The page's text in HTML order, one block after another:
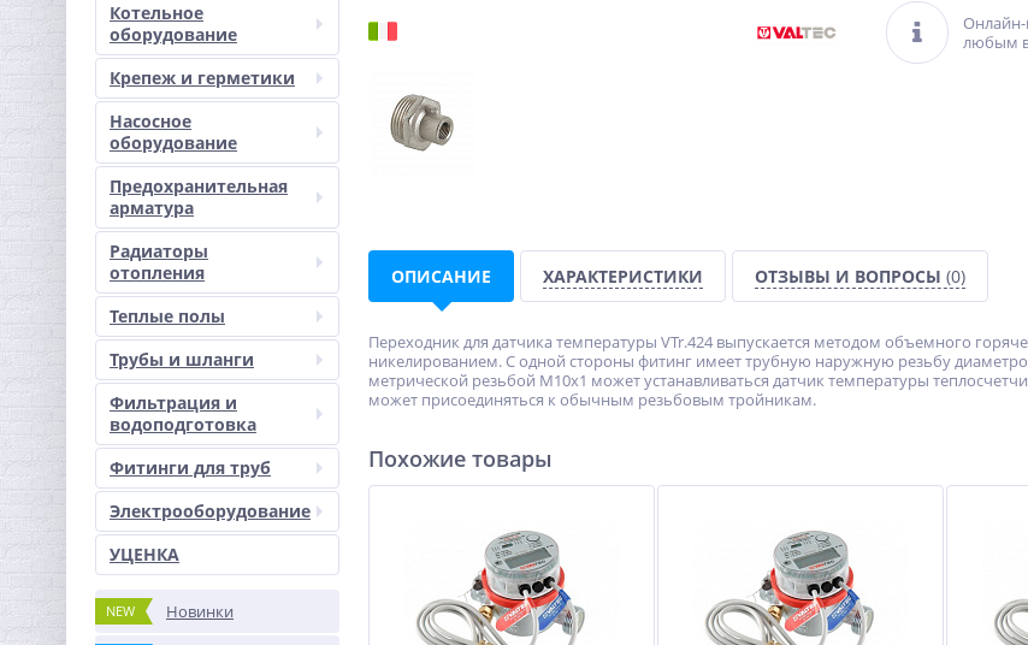
Котельное
оборудование
Крепеж и герметики
Насосное
оборудование
Предохранительная
арматура
Радиаторы
отопления
Теплые полы
Трубы и шланги
Фильтрация и
водоподготовка
Фитинги для труб
Электрооборудование
УЦЕНКА
NEW Новинки
Онлайн-
любым
ОПИСАНИЕ ХАРАКТЕРИСТИКИ ОТЗЫВЫ И ВОПРОСЫ (0)
Переходник для датчика температуры VTr.424 выпускается методом объемного
никелированием. С одной стороны фитинг имеет трубную наружную резьбу
метрической резьбой M10х1 может устанавливаться датчик температуры
может присоединяться к обычным резьбовым тройникам.
Похожие товары